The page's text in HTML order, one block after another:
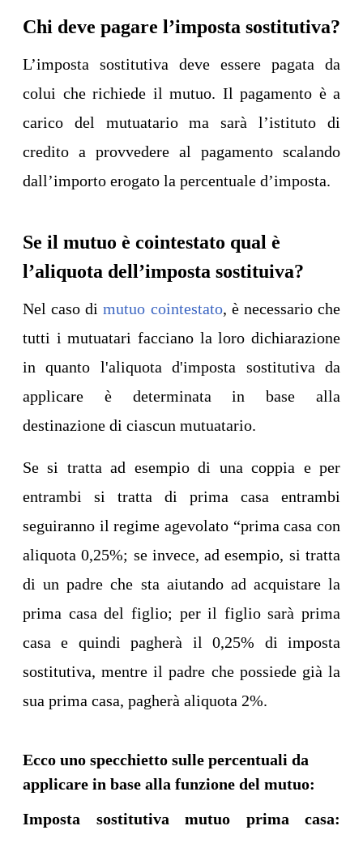
Chi deve pagare l’imposta sostitutiva?
L’imposta sostitutiva deve essere pagata da
colui che richiede il mutuo. Il pagamento è a
carico del mutuatario ma sarà l’istituto di
credito a provvedere al pagamento scalando
dall’importo erogato la percentuale d’imposta.
Se il mutuo è cointestato qual è
l’aliquota dell’imposta sostituiva?
Nel caso di mutuo cointestato, è necessario che
tutti i mutuatari facciano la loro dichiarazione
in quanto l'aliquota d'imposta sostitutiva da
applicare è determinata in base alla
destinazione di ciascun mutuatario.
Se si tratta ad esempio di una coppia e per
entrambi si tratta di prima casa entrambi
seguiranno il regime agevolato “prima casa con
aliquota 0,25%; se invece, ad esempio, si tratta
di un padre che sta aiutando ad acquistare la
prima casa del figlio; per il figlio sarà prima
casa e quindi pagherà il 0,25% di imposta
sostitutiva, mentre il padre che possiede già la
sua prima casa, pagherà aliquota 2%.
Ecco uno specchietto sulle percentuali da
applicare in base alla funzione del mutuo:
Imposta sostitutiva mutuo prima casa: